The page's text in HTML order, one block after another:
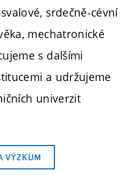
srdečně-cévní
mechatronické
s dalšími
a udržujeme
univerzit
VÝZKUM